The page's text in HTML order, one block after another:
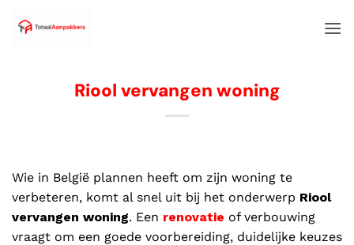
Riool vervangen woning
Wie in België plannen heeft om zijn woning te
verbeteren, komt al snel uit bij het onderwerp Riool
vervangen woning. Een renovatie of verbouwing
vraagt om een goede voorbereiding, duidelijke keuzes